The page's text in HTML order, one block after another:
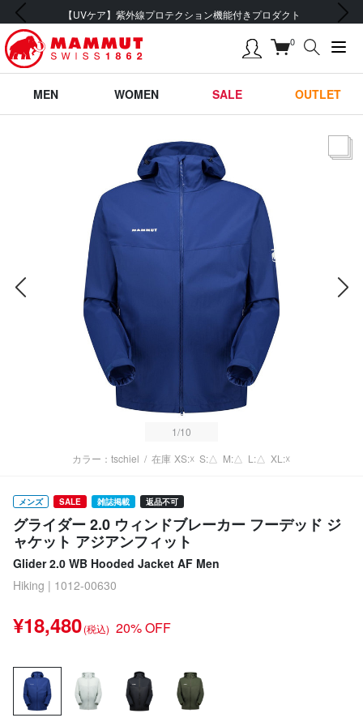
【UVケア】紫外線プロテクション機能付きプロダクト
前の画像 次の画像
0
MEN WOMEN SALE OUTLET
1/10
カラー：tschiel / 在庫 XS:☓ S:△ M:△ L:△ XL:☓
メンズ SALE 雑誌掲載 返品不可
グライダー 2.0 ウィンドブレーカー フーデッド ジ
ャケット アジアンフィット
Glider 2.0 WB Hooded Jacket AF Men
Hiking | 1012-00630
¥18,480(税込) 20% OFF